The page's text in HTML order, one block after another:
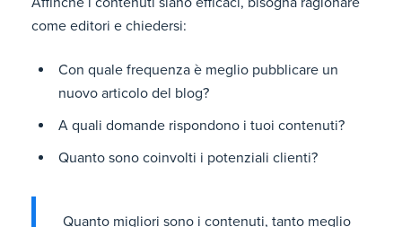
come editori e chiedersi:
Con quale frequenza è meglio pubblicare un
nuovo articolo del blog?
A quali domande rispondono i tuoi contenuti?
Quanto sono coinvolti i potenziali clienti?
Quanto migliori sono i contenuti, tanto meglio